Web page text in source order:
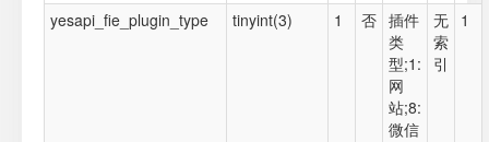
yesapi_fie_plugin_type
tinyint(3) 1 否 插件
类
型;1:
网
站;8:
微信
无
索
引
1